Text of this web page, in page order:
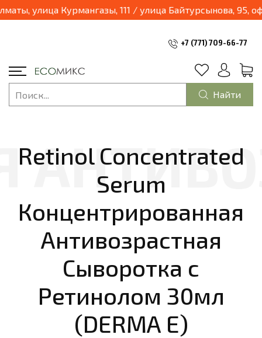
улица Курмангазы, 111 / улица Байтурсынова, 95,
+7 (771) 709-66-77
Найти
Retinol Concentrated
Serum
Концентрированная
Антивозрастная
Сыворотка с
Ретинолом 30мл
(DERMA E)